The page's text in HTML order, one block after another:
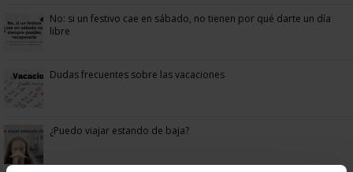
No: si un festivo cae en sábado, no tienen por qué darte un día
libre
Dudas frecuentes sobre las vacaciones
¿Puedo viajar estando de baja?